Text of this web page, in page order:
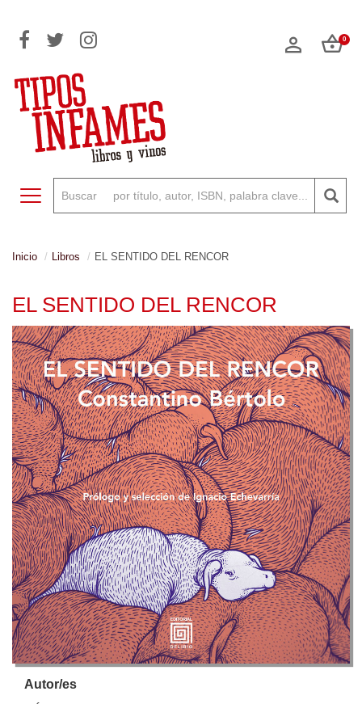
0
Toggle navigation
Inicio Libros EL SENTIDO DEL RENCOR
EL SENTIDO DEL RENCOR
Autor/es